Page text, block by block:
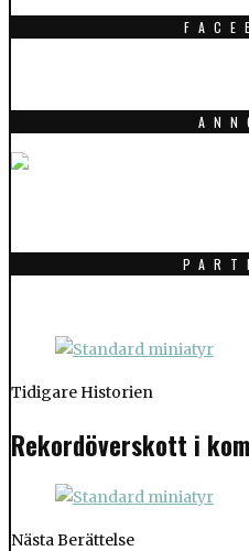
Tidigare Historien
Rekordöverskott i
Nästa Berättelse